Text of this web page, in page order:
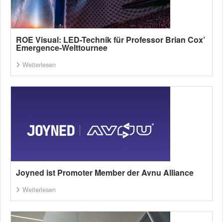
ROE Visual: LED-Technik für Professor Brian Cox’
Emergence-Welttournee
Weiterlesen
Joyned ist Promoter Member der Avnu Alliance
Weiterlesen